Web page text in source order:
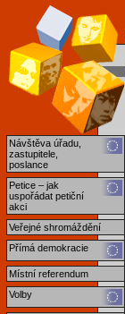
Návštěva úřadu,
zastupitele,
poslance
Petice – jak
uspořádat petiční
akci
Veřejné shromáždění
Přímá demokracie
Místní referendum
Volby